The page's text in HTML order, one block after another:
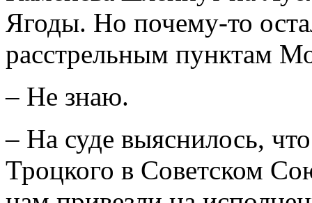
Ягоды. Но почему-то
расстрельным пунктам
– Не знаю.
– На суде выяснилось,
Троцкого в Советском